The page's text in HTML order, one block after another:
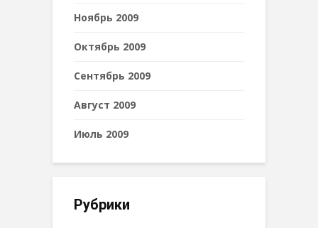
Ноябрь 2009
Октябрь 2009
Сентябрь 2009
Август 2009
Июль 2009
Рубрики